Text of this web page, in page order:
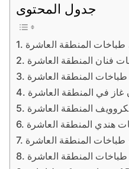
جدول المحتوى
طباخات المنطقة العاشرة
فنان المنطقة العاشرة
المنطقة العاشرة
في المنطقة العاشرة
المنطقة العاشرة
هندي المنطقة العاشرة
طباخات المنطقة العاشرة
المنطقة العاشرة